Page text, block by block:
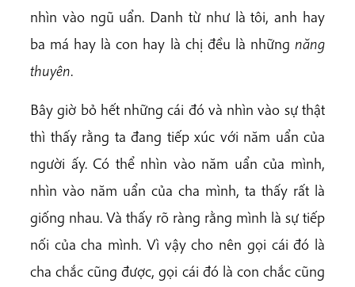
nhìn vào ngũ uẩn. Danh từ như là tôi, anh hay
ba má hay là con hay là chị đều là những năng
thuyên.
Bây giờ bỏ hết những cái đó và nhìn vào sự thật
thì thấy rằng ta đang tiếp xúc với năm uẩn của
người ấy. Có thể nhìn vào năm uẩn của mình,
nhìn vào năm uẩn của cha mình, ta thấy rất là
giống nhau. Và thấy rõ ràng rằng mình là sự tiếp
nối của cha mình. Vì vậy cho nên gọi cái đó là
cha chắc cũng được, gọi cái đó là con chắc cũng